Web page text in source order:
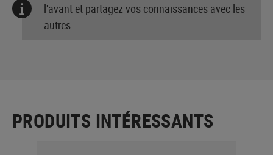
l'avant et partagez vos connaissances avec les
autres.
PRODUITS INTÉRESSANTS